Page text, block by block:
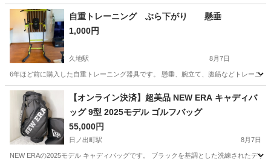
神奈川 横浜市 スポーツ ビッグバーサ
自重トレーニング ぶら下がり 懸垂
1,000円
久地駅 8月7日
6年ほど前に購入した自重トレーニング器具です。 懸垂、腕立て、腹筋などトレーニ
神奈川 川崎市 久地駅 フィットネス、トレーニング
【オンライン決済】超美品 NEW ERA キャディバ
ッグ 9型 2025モデル ゴルフバッグ
55,000円
日ノ出町駅 8月7日
NEW ERAの2025モデル キャディバッグです。 ブラックを基調とした洗練されたデ